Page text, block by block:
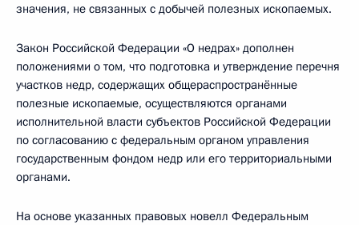
значения, не связанных с добычей полезных ископаемых.
Закон Российской Федерации «О недрах» дополнен
положениями о том, что подготовка и утверждение перечня
участков недр, содержащих общераспространённые
полезные ископаемые, осуществляются органами
исполнительной власти субъектов Российской Федерации
по согласованию с федеральным органом управления
государственным фондом недр или его территориальными
органами.
На основе указанных правовых новелл Федеральным